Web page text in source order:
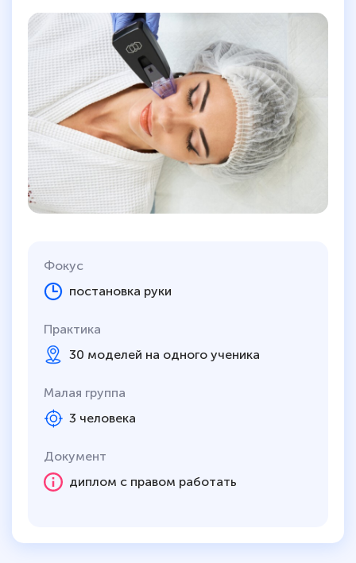
Фокус
постановка руки
Практика
30 моделей на одного ученика
Малая группа
3 человека
Документ
диплом с правом работать